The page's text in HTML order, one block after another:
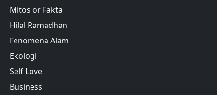
Mitos or Fakta
Hilal Ramadhan
Fenomena Alam
Ekologi
Self Love
Business